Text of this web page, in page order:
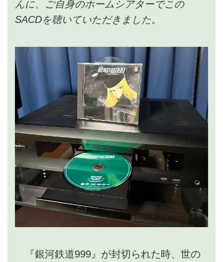
んに、ご自身のホームシアターでこの
SACDを聴いていただきました。
『銀河鉄道999』が封切られた時、世の